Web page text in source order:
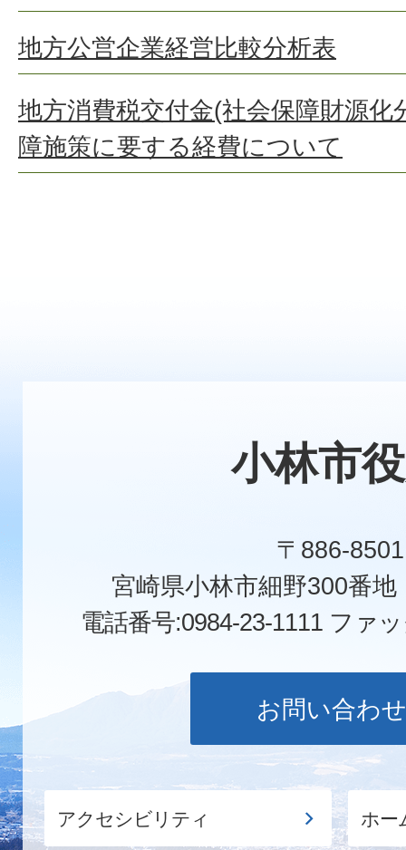
地方公営企業経営比較分析表
地方消費税交付金(社会保障財源
障施策に要する経費について
小林市
〒886-8501
宮崎県小林市細野300番
電話番号:0984-23-1111 ファ
お問い合わせ
アクセシビリティ ホー